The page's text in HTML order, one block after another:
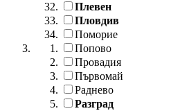
Плевен
Пловдив
Поморие
Попово
Провадия
Първомай
Раднево
Разград